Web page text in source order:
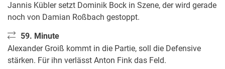
Jannis Kübler setzt Dominik Bock in Szene, der wird gerade
noch von Damian Roßbach gestoppt.
59. Minute
Alexander Groiß kommt in die Partie, soll die Defensive
stärken. Für ihn verlässt Anton Fink das Feld.